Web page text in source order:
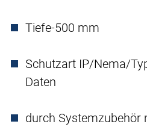
Tiefe-500 mm
Schutzart IP/Nema/
Daten
durch Systemzubehör